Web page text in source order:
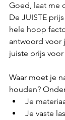
Goed, laat me
De JUISTE
hele hoop
antwoord voor
juiste prijs
Waar moet je
houden?
Je
Je vaste